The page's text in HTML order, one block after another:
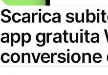
Scarica
app gratuita
conversione